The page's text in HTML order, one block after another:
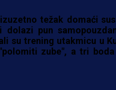
težak domaći
dolazi pun
su trening utakmicu u
zube", a tri